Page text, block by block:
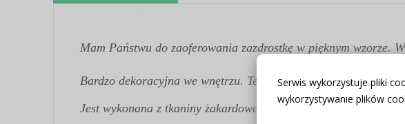
Serwis wykorzystuje pliki
wykorzystywanie plików
Mam Państwu do zaoferowania zazdrostkę w pięknym wzorze.
Bardzo dekoracyjna we wnętrzu. Ten model idealnie wpisze się
Jest wykonana z tkaniny żakardowej wysokiej jakości.